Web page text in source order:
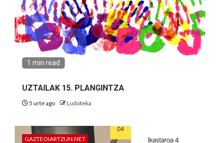
1 min read
UZTAILAK 15. PLANGINTZA
5 urte ago Ludoteka
GAZTEOIARTZUN.NET